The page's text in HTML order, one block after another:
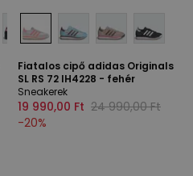
Fiatalos cipő adidas Originals
SL RS 72 IH4228 - fehér
Sneakerek
19 990,00 Ft 24 990,00 Ft
-20%